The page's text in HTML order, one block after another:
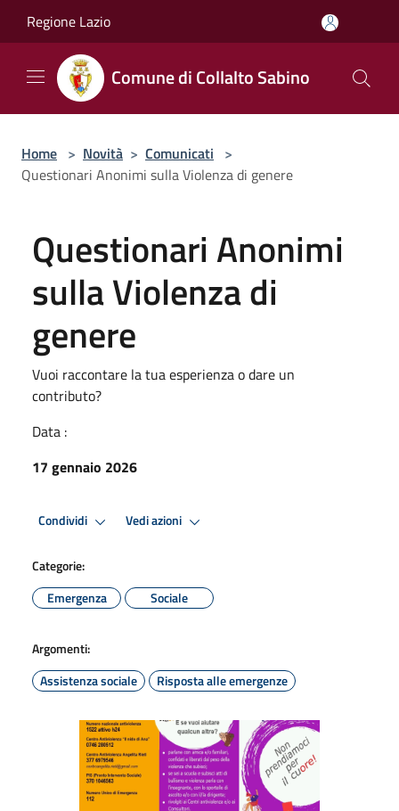
Regione Lazio
Comune di Collalto Sabino
Home > Novità > Comunicati >
Questionari Anonimi sulla Violenza di genere
Questionari Anonimi
sulla Violenza di
genere
Vuoi raccontare la tua esperienza o dare un
contributo?
Data :
17 gennaio 2026
Condividi Vedi azioni
Categorie:
Emergenza
Sociale
Argomenti:
Assistenza sociale
Risposta alle emergenze